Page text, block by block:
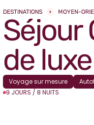
DESTINATIONS MOYEN-
Séjour
de luxe
Voyage sur mesure
9 JOURS / 8 NUITS